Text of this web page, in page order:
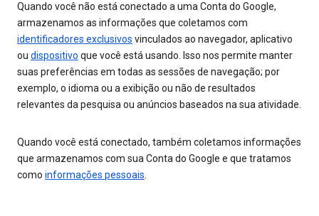
Quando você não está conectado a uma Conta do Google,
armazenamos as informações que coletamos com
identificadores exclusivos vinculados ao navegador, aplicativo
ou dispositivo que você está usando. Isso nos permite manter
suas preferências em todas as sessões de navegação; por
exemplo, o idioma ou a exibição ou não de resultados
relevantes da pesquisa ou anúncios baseados na sua atividade.
Quando você está conectado, também coletamos informações
que armazenamos com sua Conta do Google e que tratamos
como informações pessoais.